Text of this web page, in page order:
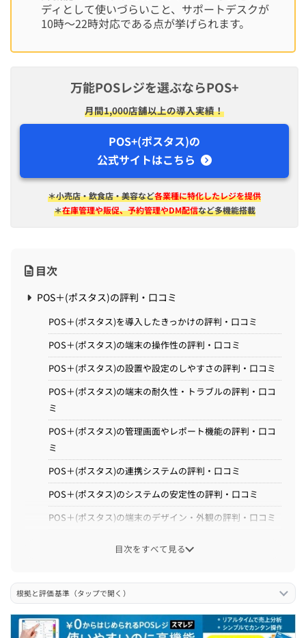
ディとして使いづらいこと、サポートデスクが
10時〜22時対応である点が挙げられます。
万能POSレジを選ぶならPOS+
月間1,000店舗以上の導入実績！
POS+(ポスタス)の
公式サイトはこちら
＊小売店・飲食店・美容など各業種に特化したレジを提供
＊在庫管理や販促、予約管理やDM配信など多機能搭載
目次
POS＋(ポスタス)の評判・口コミ
POS＋(ポスタス)を導入したきっかけの評判・口コミ
POS＋(ポスタス)の端末の操作性の評判・口コミ
POS＋(ポスタス)の設置や設定のしやすさの評判・口コミ
POS＋(ポスタス)の端末の耐久性・トラブルの評判・口コ
ミ
POS＋(ポスタス)の管理画面やレポート機能の評判・口コ
ミ
POS＋(ポスタス)の連携システムの評判・口コミ
POS＋(ポスタス)のシステムの安定性の評判・口コミ
POS＋(ポスタス)の端末のデザイン・外観の評判・口コミ
POS＋(ポスタス)の導入までの期間の評判・口コミ
ミ
目次をすべて見る
根拠と評価基準（タップで開く）